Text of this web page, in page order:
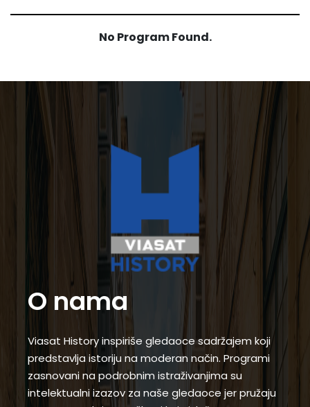
No Program Found.
O nama
Viasat History inspiriše gledaoce sadržajem koji
predstavlja istoriju na moderan način. Programi
zasnovani na podrobnim istraživanjima su
intelektualni izazov za naše gledaoce jer pružaju